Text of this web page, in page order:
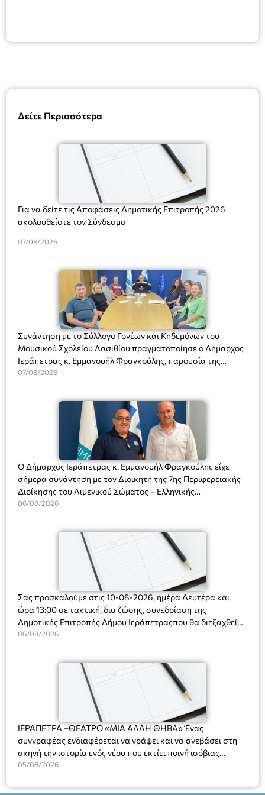
Δείτε Περισσότερα
Για να δείτε τις Αποφάσεις Δημοτικής Επιτροπής 2026
ακολουθείστε τον Σύνδεσμο
07/08/2026
Συνάντηση με το Σύλλογο Γονέων και Κηδεμόνων του
Μουσικού Σχολείου Λασιθίου πραγματοποίησε ο Δήμαρχος
Ιεράπετρας κ. Εμμανουήλ Φραγκούλης, παρουσία της
Διευθύντριας του σχολείου κας Μαριάννας Χαΐτα.
07/08/2026
Ο Δήμαρχος Ιεράπετρας κ. Εμμανουήλ Φραγκούλης είχε
σήμερα συνάντηση με τον Διοικητή της 7ης Περιφερειακής
Διοίκησης του Λιμενικού Σώματος – Ελληνικής
Ακτοφυλακής (Λ.Σ.-ΕΛ.ΑΚΤ.), Αρχιπλοίαρχο Λ.Σ. κ. Ιωάννη
06/08/2026
Σας προσκαλούμε στις 10-08-2026, ημέρα Δευτέρα και
ώρα 13:00 σε τακτική, δια ζώσης, συνεδρίαση της
Δημοτικής Επιτροπής Δήμου Ιεράπετραςπου θα διεξαχθεί
στο Δημοτικό Κατάστημα, Δημοκρατίας 31 στην αίθουσα
και λήψη αποφάσεων στα παρακάτω θέματα:
06/08/2026
ΙΕΡΑΠΕΤΡΑ –ΘΕΑΤΡΟ «ΜΙΑ ΑΛΛΗ ΘΗΒΑ» Ένας
συγγραφέας ενδιαφέρεται να γράψει και να ανεβάσει στη
σκηνή την ιστορία ενός νέου που εκτίει ποινή ισόβιας
κάθειρξης για πατροκτονία. Ένα πολυβραβευμένο έργο για
ασθένεια, τον ερωτισμό. Ένα έργο αινιγματικό, συγκινητικό,
05/08/2026